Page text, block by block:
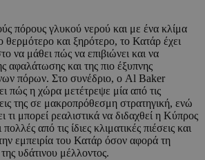
πόρους γλυκού νερού και με ένα κλίμα
θερμότερο και ξηρότερο, το Κατάρ έχει
να μάθει πώς να επιβιώνει και να
αφαλάτωσης και της πιο έξυπνης
πόρων. Στο συνέδριο, ο Al Baker
πώς η χώρα μετέτρεψε μία από τις
της σε μακροπρόθεσμη στρατηγική, ενώ
τι μπορεί ρεαλιστικά να διδαχθεί η Κύπρος
από τις ίδιες κλιματικές πιέσεις και
εμπειρία του Κατάρ όσον αφορά τη
υδάτινου μέλλοντος.